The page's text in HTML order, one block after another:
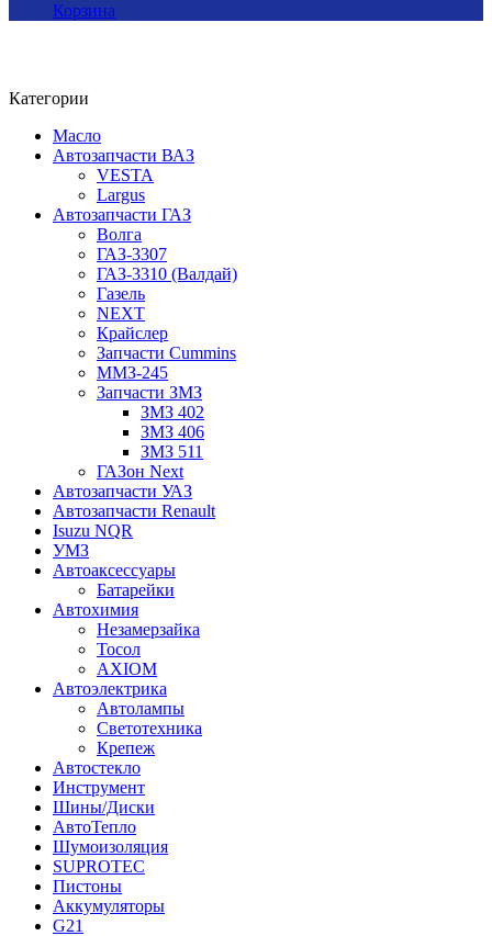
Корзина
Категории
Масло
Автозапчасти ВАЗ
VESTA
Largus
Автозапчасти ГАЗ
Волга
ГАЗ-3307
ГАЗ-3310 (Валдай)
Газель
NEXT
Крайслер
Запчасти Cummins
ММЗ-245
Запчасти ЗМЗ
ЗМЗ 402
ЗМЗ 406
ЗМЗ 511
ГАЗон Next
Автозапчасти УАЗ
Автозапчасти Renault
Isuzu NQR
УМЗ
Автоаксессуары
Батарейки
Автохимия
Незамерзайка
Тосол
AXIOM
Автоэлектрика
Автолампы
Светотехника
Крепеж
Автостекло
Инструмент
Шины/Диски
АвтоТепло
Шумоизоляция
SUPROTEC
Пистоны
Аккумуляторы
G21